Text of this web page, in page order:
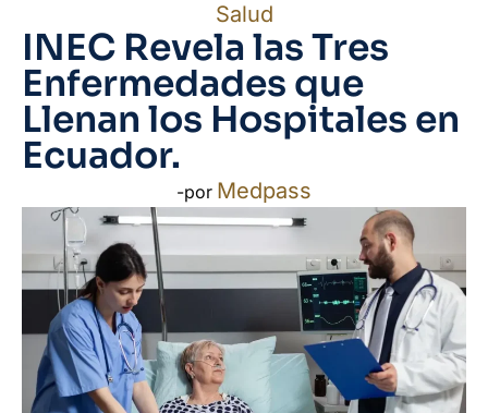
Salud
INEC Revela las Tres
Enfermedades que
Llenan los Hospitales en
Ecuador.
-por Medpass